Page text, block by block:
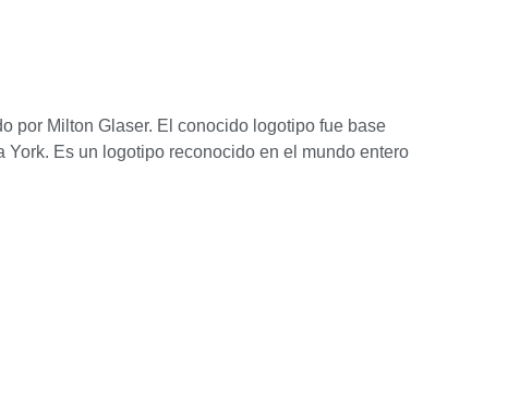
por Milton Glaser. El conocido logotipo fue base
Es un logotipo reconocido en el mundo entero